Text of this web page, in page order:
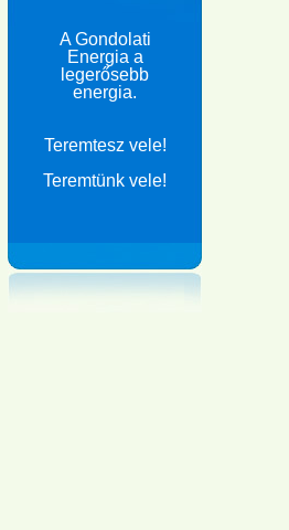
A Gondolati
Energia a
legerősebb
energia.
Teremtesz vele!
Teremtünk vele!